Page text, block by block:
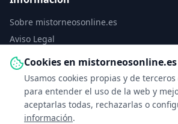
Cookies en mistorneosonline.es
Usamos cookies propias y de
para entender el uso de la web y
aceptarlas todas, rechazarlas o
información.
Sobre mistorneosonline.es
Aviso Legal
Política de Privacidad
Política de Cookies
Configurar cookies
Contacto